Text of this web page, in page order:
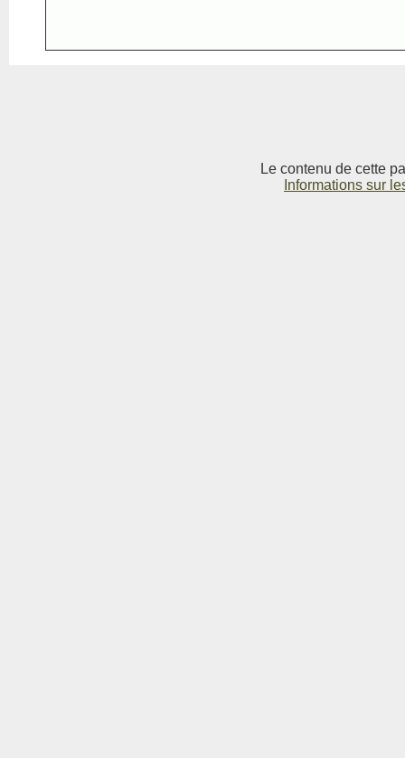
Le contenu de cette
Informations sur